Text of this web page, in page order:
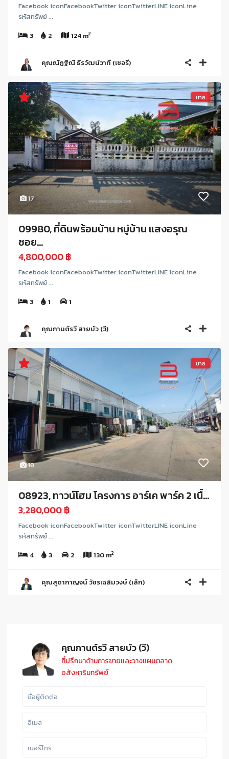
Facebook iconFacebookTwitter iconTwitterLINE iconLine
รหัสทรัพย์ ...
3
2 124 m2
คุณณัฏฐิณี ธีรวัฒน์วาที (เชอรี่)
17
ขาย
09980, ที่ดินพร้อมบ้าน หมู่บ้าน แสงอรุณ
ซอย...
4,800,000 ฿
Facebook iconFacebookTwitter iconTwitterLINE iconLine
รหัสทรัพย์ ...
3
1 1
คุณกานต์รวี สายบัว (วี)
18
ขาย
08923, ทาวน์โฮม โครงการ อาร์เค พาร์ค 2 เนื้...
3,280,000 ฿
Facebook iconFacebookTwitter iconTwitterLINE iconLine
รหัสทรัพย์ ...
4
3 2 130 m2
คุณสุดากาญจน์ วัชรเฉลิมวงษ์ (เล็ก)
คุณกานต์รวี สายบัว (วี)
ที่ปรึกษาด้านการขายและวางแผนตลาด
อสังหาริมทรัพย์